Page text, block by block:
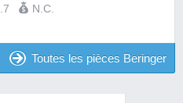
N.C.
Toutes les pièces Beringer